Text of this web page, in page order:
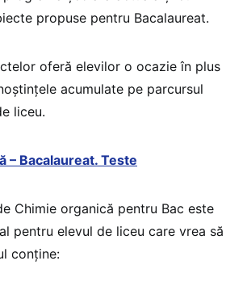
propuse pentru Bacalaureat.
oferă elevilor o ocazie în plus
acumulate pe parcursul
liceu.
– Bacalaureat. Teste
Chimie organică pentru Bac este
pentru elevul de liceu care vrea să
conține: